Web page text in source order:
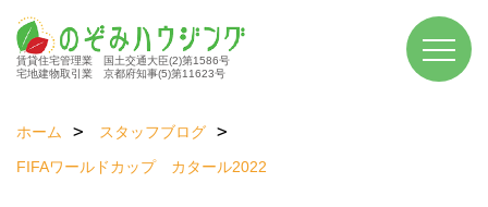
賃貸住宅管理業 国土交通大臣(2)第1586号
宅地建物取引業 京都府知事(5)第11623号
ホーム
スタッフブログ
FIFAワールドカップ カタール2022